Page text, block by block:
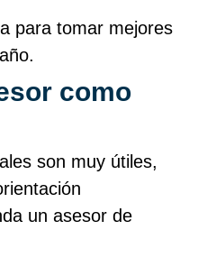
para tomar mejores
como
son muy útiles,
un asesor de